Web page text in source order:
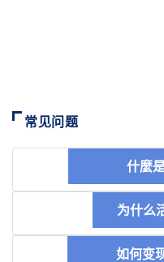
常见问题
什麼
为什么
如何变